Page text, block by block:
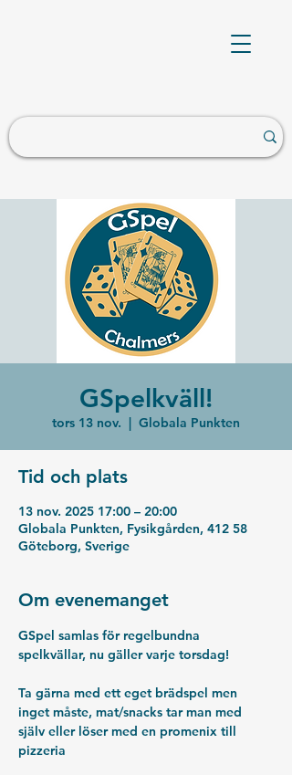
GSpelkväll!
tors 13 nov.
  |
Globala Punkten
Tid och plats
13 nov. 2025 17:00 – 20:00
Globala Punkten, Fysikgården, 412 58
Göteborg, Sverige
Om evenemanget
GSpel samlas för regelbundna
spelkvällar, nu gäller varje torsdag!
Ta gärna med ett eget brädspel men
inget måste, mat/snacks tar man med
själv eller löser med en promenix till
pizzeria